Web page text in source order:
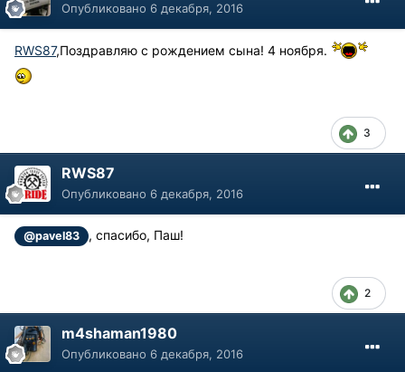
Опубликовано 6 декабря, 2016
RWS87,Поздравляю с рождением сына! 4 ноября.
3
RWS87
Опубликовано 6 декабря, 2016
@pavel83 , спасибо, Паш!
2
m4shaman1980
Опубликовано 6 декабря, 2016